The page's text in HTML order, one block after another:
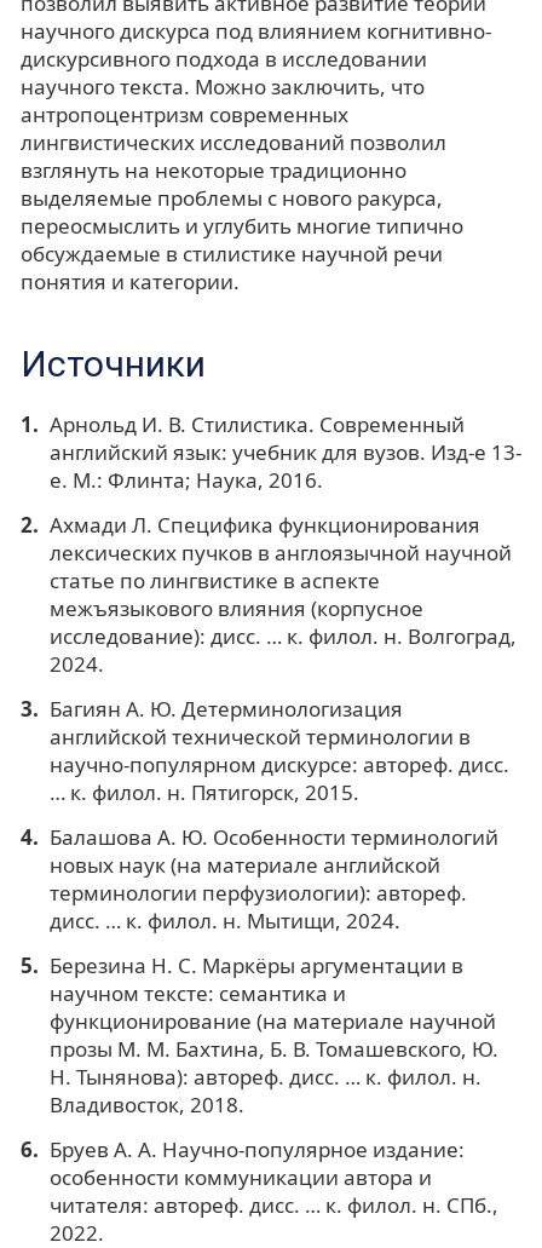
научного дискурса под влиянием когнитивно-
дискурсивного подхода в исследовании
научного текста. Можно заключить, что
антропоцентризм современных
лингвистических исследований позволил
взглянуть на некоторые традиционно
выделяемые проблемы с нового ракурса,
переосмыслить и углубить многие типично
обсуждаемые в стилистике научной речи
понятия и категории.
Источники
Арнольд И. В. Стилистика. Современный
английский язык: учебник для вузов. Изд-е 13-
е. М.: Флинта; Наука, 2016.
Ахмади Л. Специфика функционирования
лексических пучков в англоязычной научной
статье по лингвистике в аспекте
межъязыкового влияния (корпусное
исследование): дисс. … к. филол. н. Волгоград,
2024.
Багиян А. Ю. Детерминологизация
английской технической терминологии в
научно-популярном дискурсе: автореф. дисс.
… к. филол. н. Пятигорск, 2015.
Балашова А. Ю. Особенности терминологий
новых наук (на материале английской
терминологии перфузиологии): автореф.
дисс. … к. филол. н. Мытищи, 2024.
Березина Н. С. Маркёры аргументации в
научном тексте: семантика и
функционирование (на материале научной
прозы М. М. Бахтина, Б. В. Томашевского, Ю.
Н. Тынянова): автореф. дисс. … к. филол. н.
Владивосток, 2018.
Бруев А. А. Научно-популярное издание:
особенности коммуникации автора и
читателя: автореф. дисс. … к. филол. н. СПб.,
2022.